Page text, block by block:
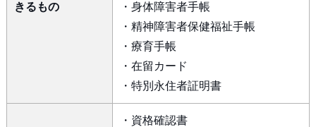
きるもの
・身体障害者手帳
・精神障害者保健福祉手帳
・療育手帳
・在留カード
・特別永住者証明書
・資格確認書